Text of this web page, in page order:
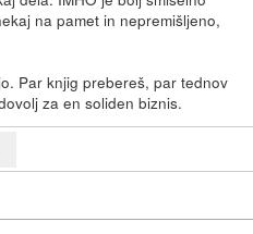
na pamet in nepremišljeno,
Par knjig prebereš, par tednov
za en soliden biznis.